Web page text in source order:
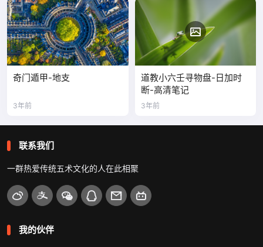
奇门遁甲-地支
3年前
道教小六壬寻物盘-日加时
断-高清笔记
3年前
联系我们
一群热爱传统五术文化的人在此相聚
我的伙伴